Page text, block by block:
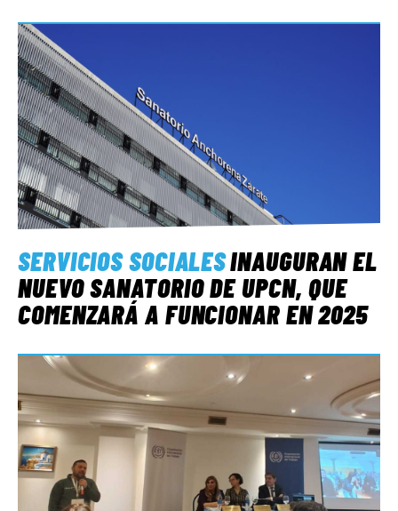
SERVICIOS SOCIALESINAUGURAN EL
NUEVO SANATORIO DE UPCN, QUE
COMENZARÁ A FUNCIONAR EN 2025